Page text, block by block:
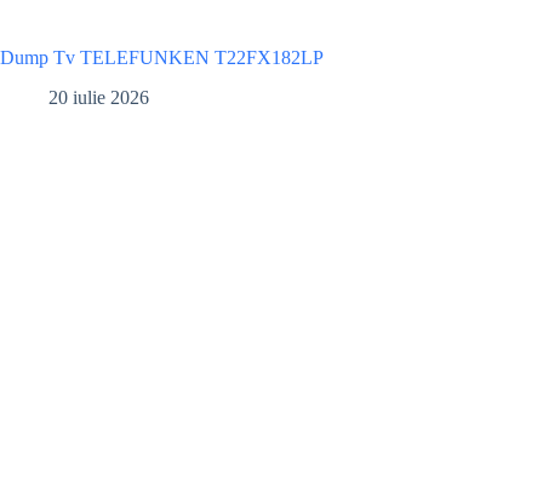
Dump Tv TELEFUNKEN T22FX182LP
20 iulie 2026